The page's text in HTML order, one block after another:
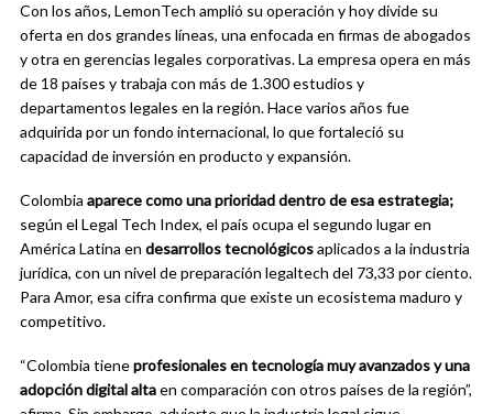
Con los años, LemonTech amplió su operación y hoy divide su
oferta en dos grandes líneas, una enfocada en firmas de abogados
y otra en gerencias legales corporativas. La empresa opera en más
de 18 países y trabaja con más de 1.300 estudios y
departamentos legales en la región. Hace varios años fue
adquirida por un fondo internacional, lo que fortaleció su
capacidad de inversión en producto y expansión.
Colombia aparece como una prioridad dentro de esa estrategia;
según el Legal Tech Index, el país ocupa el segundo lugar en
América Latina en desarrollos tecnológicosaplicados a la industria
jurídica, con un nivel de preparación legaltech del 73,33 por ciento.
Para Amor, esa cifra confirma que existe un ecosistema maduro y
competitivo.
“Colombia tieneprofesionales en tecnología muy avanzados y una
adopción digital altaen comparación con otros países de la región”,